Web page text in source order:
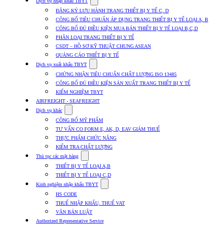
submenu
for
Dịch
vụ
nhập
khẩu
TBYT
ĐĂNG KÝ LƯU HÀNH TRANG THIẾT BỊ Y TẾ C, D
CÔNG BỐ TIÊU CHUẨN ÁP DỤNG TRANG THIẾT BỊ Y TẾ LOẠI A, B
CÔNG BỐ ĐỦ ĐIỀU KIỆN MUA BÁN THIẾT BỊ Y TẾ LOẠI B,C,D
PHÂN LOẠI TRANG THIẾT BỊ Y TẾ
CSDT – HỒ SƠ KỸ THUẬT CHUNG ASEAN
QUẢNG CÁO THIẾT BỊ Y TẾ
Dịch vụ xuất khẩu TBYT
submenu
for
Dịch
vụ
xuất
TBYT
CHỨNG NHẬN TIÊU CHUẨN CHẤT LƯỢNG ISO 13485
CÔNG BỐ ĐỦ ĐIỀU KIỆN SẢN XUẤT TRANG THIẾT BỊ Y TẾ
KIỂM NGHIỆM TBYT
AIRFREIGHT - SEAFREIGHT
Dịch vụ khác
submenu
for
Dịch
vụ
khác
CÔNG BỐ MỸ PHẨM
TƯ VẤN CO FORM E, AK, D, EAV GIẢM THUẾ
THỰC PHẨM CHỨC NĂNG
KIỂM TRA CHẤT LƯỢNG
Thủ tục các mặt hàng
submenu
for
Thủ
tục
mặt
hàng
THIẾT BỊ Y TẾ LOẠI A,B
THIẾT BỊ Y TẾ LOẠI C,D
Kinh nghiệm nhập khẩu TBYT
submenu
Kinh
HS CODE
THUẾ NHẬP KHẨU, THUẾ VAT
VĂN BẢN LUẬT
Authorized Representative Service